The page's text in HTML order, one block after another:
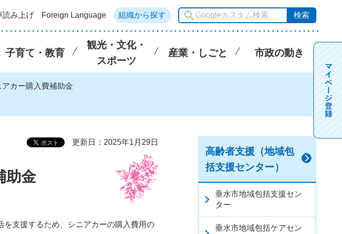
読み上げ Foreign Language 組織から探す
子育て・教育
観光・文化・
スポーツ
産業・しごと 市政の動き
カー購入費補助金
更新日：2025年1月29日
助金
支援するため、シニアカーの購入費用の
高齢者支援（地域包
括支援センター）
垂水市地域包括支援セン
ター
垂水市地域包括ケアセン